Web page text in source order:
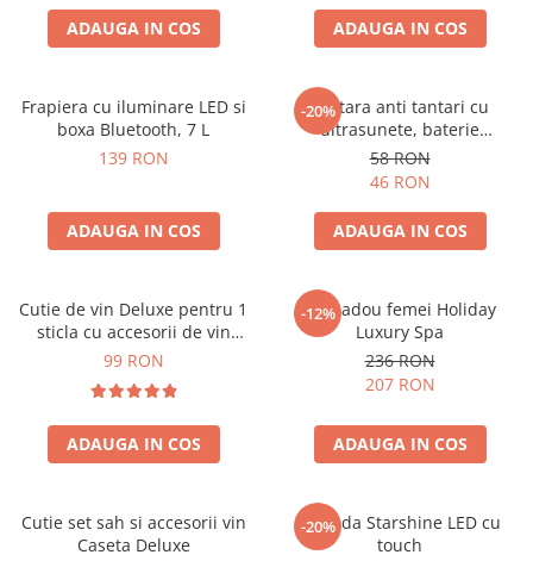
ADAUGA IN COS ADAUGA IN COS
Frapiera cu iluminare LED si
boxa Bluetooth, 7 L
139 RON
ADAUGA IN COS
-20%
Bratara anti tantari cu
ultrasunete, baterie
reincarcabila 90mAh
58 RON
46 RON
ADAUGA IN COS
Cutie de vin Deluxe pentru 1
sticla cu accesorii de vin
incluse piele ecologica de
99 RON
ADAUGA IN COS
-12%
Set cadou femei Holiday
Luxury Spa
236 RON
207 RON
ADAUGA IN COS
Cutie set sah si accesorii vin
Caseta Deluxe
-20%
Oglinda Starshine LED cu
touch